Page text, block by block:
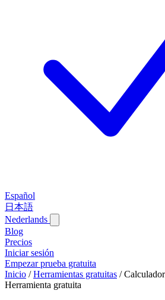
Español
日本語
Nederlands
Blog‎
Precios
Iniciar sesión
Empezar prueba gratuita
Inicio / Herramientas gratuitas /
Herramienta gratuita